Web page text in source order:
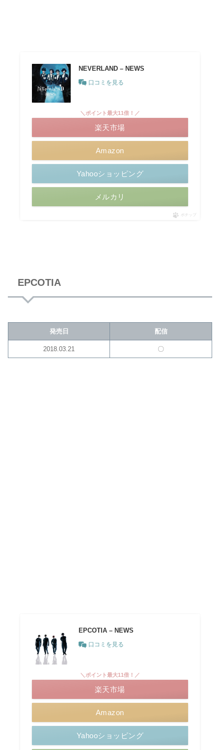
NEVERLAND – NEWS
口コミを見る
Amazon
＼ポイント最大11倍！／
楽天市場
Yahooショッピング
メルカリ
ポチップ
EPCOTIA
発売日 配信
2018.03.21 〇
EPCOTIA – NEWS
口コミを見る
Amazon
＼ポイント最大11倍！／
楽天市場
Yahooショッピング